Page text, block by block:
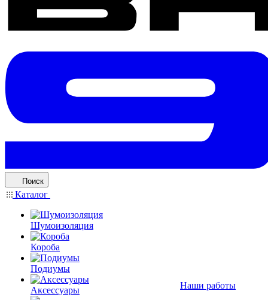
Поиск
Каталог
Шумоизоляция
Короба
Подиумы
Аксессуары
Наши работы